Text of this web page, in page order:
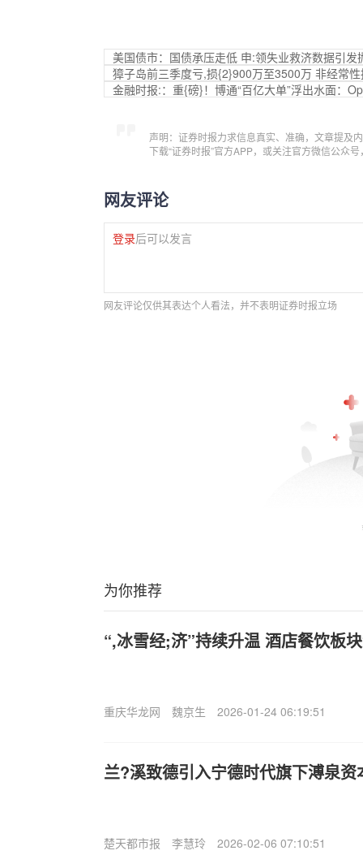
美国债市：国债承压走低 申:领失业救济数据引发
獐子岛前三季度亏,损{2}900万至3500万 非经常
金融时报:：重{磅}！博通“百亿大单”浮出水面：
声明：证券时报力求信息真实、准确，文章提及
下载“证券时报”官方APP，或关注官方微信公众
网友评论
登录后可以发言
网友评论仅供其表达个人看法，并不表明证券时报立场
为你推荐
“,冰雪经;济”持续升温 酒店餐饮板
重庆华龙网 魏京生 2026-01-24 06:19:51
兰?溪致德引入宁德时代旗下溥泉
楚天都市报 李慧玲 2026-02-06 07:10:51